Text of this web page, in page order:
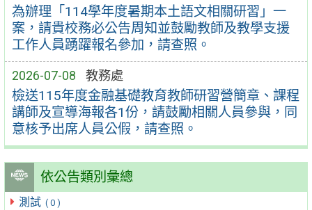
為辦理「114學年度暑期本土語文相關研習」一
案，請貴校務必公告周知並鼓勵教師及教學支援
工作人員踴躍報名參加，請查照。
2026-07-08 教務處
檢送115年度金融基礎教育教師研習營簡章、課程
講師及宣導海報各1份，請鼓勵相關人員參與，同
意核予出席人員公假，請查照。
依公告類別彙總
測試 ( 0 )